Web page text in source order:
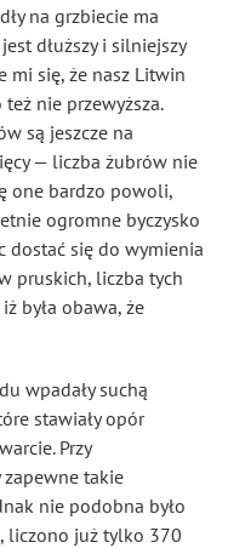
na grzbiecie ma
dłuższy i silniejszy
mi się, że nasz Litwin
nie przewyższa.
są jeszcze na
— liczba żubrów nie
one bardzo powoli,
ogromne byczysko
dostać się do wymienia
pruskich, liczba tych
była obawa, że
wpadały suchą
stawiały opór
Przy
takie
nie podobna było
liczono już tylko 370